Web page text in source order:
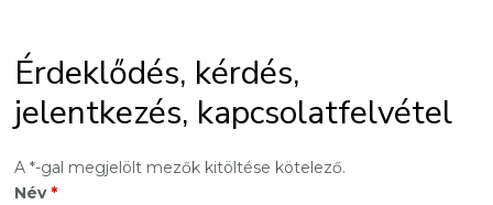
Érdeklődés, kérdés,
jelentkezés, kapcsolatfelvétel
A *-gal megjelölt mezők kitöltése kötelező.
Név *